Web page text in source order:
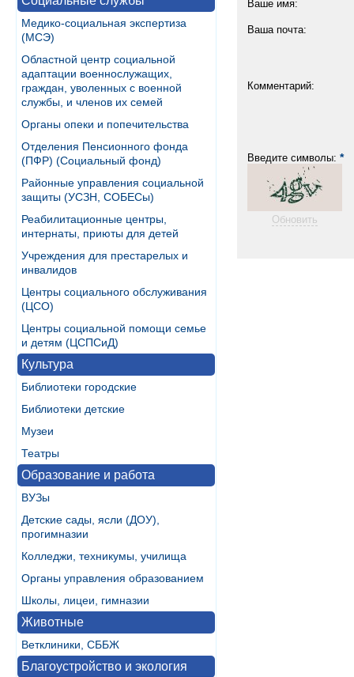
Медико-социальная экспертиза
(МСЭ)
Областной центр социальной
адаптации военнослужащих,
граждан, уволенных с военной
службы, и членов их семей
Органы опеки и попечительства
Отделения Пенсионного фонда
(ПФР) (Социальный фонд)
Районные управления социальной
защиты (УСЗН, СОБЕСы)
Реабилитационные центры,
интернаты, приюты для детей
Учреждения для престарелых и
инвалидов
Центры социального обслуживания
(ЦСО)
Центры социальной помощи семье
и детям (ЦСПСиД)
Культура
Библиотеки городские
Библиотеки детские
Музеи
Театры
Образование и работа
ВУЗы
Детские сады, ясли (ДОУ),
прогимназии
Колледжи, техникумы, училища
Органы управления образованием
Школы, лицеи, гимназии
Животные
Ветклиники, СББЖ
Благоустройство и экология
Ваше имя:
Ваша почта:
Комментарий:
Введите символы: *
Обновить